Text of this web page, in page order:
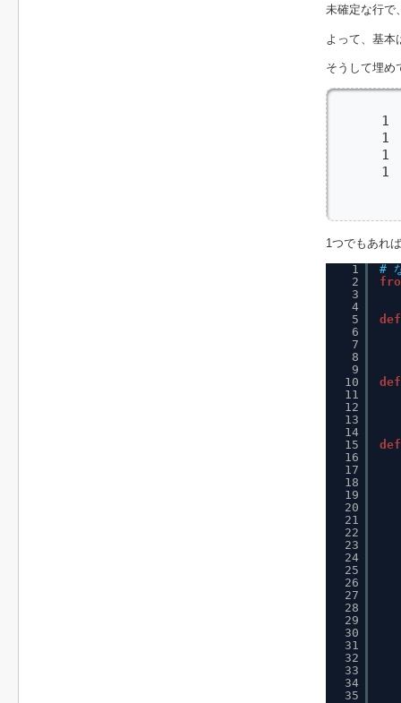
未確定な行で
よって、基本
そうして埋め
1
1
1
1
1つでもあれ
1
2
3
4
5
6
7
8
9
10
11
12
13
14
15
16
17
18
19
20
21
22
23
24
25
26
27
28
29
30
31
32
33
34
35
#
def
def
def